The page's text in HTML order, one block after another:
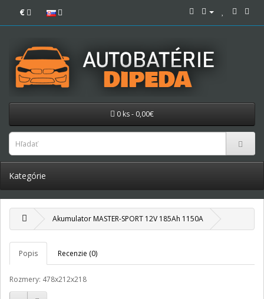
€
0 ks - 0,00€
Kategórie
Akumulator MASTER-SPORT 12V 185Ah 1150A
Popis Recenzie (0)
Rozmery: 478x212x218